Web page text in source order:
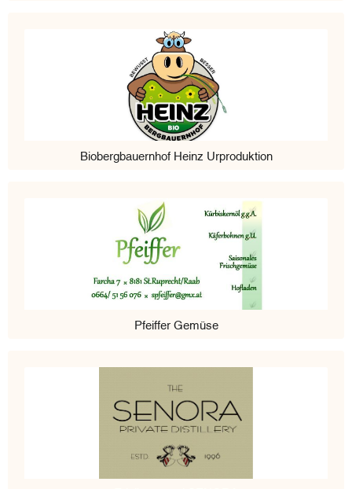
Biobergbauernhof Heinz Urproduktion
Pfeiffer Gemüse